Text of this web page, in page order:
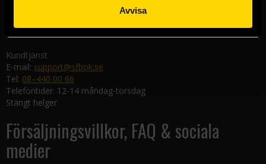
Avvisa
582 19 Linköping
Kundtjänst
E-mail: support@sfbok.se
Tel: 08–440 00 66
Telefontider: 12-14 måndag-torsdag
Stängt helger
Försäljningsvillkor, FAQ & sociala
medier